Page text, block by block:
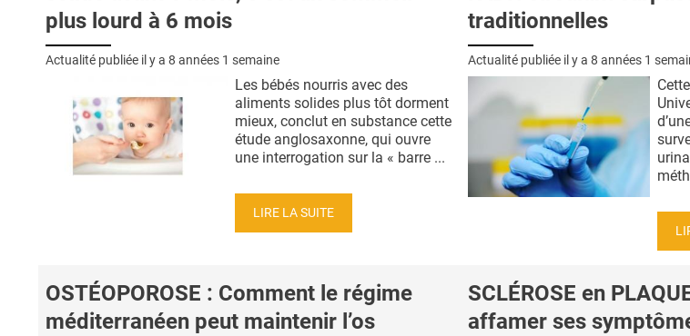
plus lourd à 6 mois
Actualité publiée il y a 8 années 1 semaine
Les bébés nourris avec des
aliments solides plus tôt dorment
mieux, conclut en substance cette
étude anglosaxonne, qui ouvre
une interrogation sur la « barre ...
LIRE LA SUITE
traditionnelles
Actualité publiée il y a 8 années 1
OSTÉOPOROSE : Comment le régime
méditerranéen peut maintenir l’os
SCLÉROSE en
affamer ses